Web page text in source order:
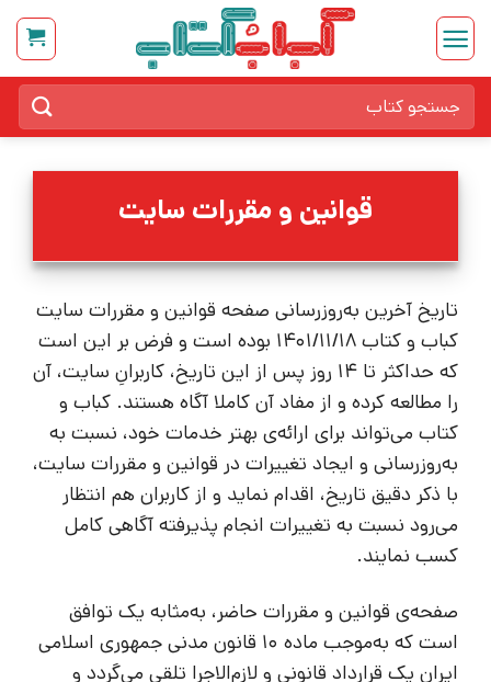
Skip
content
برای:
قوانین و مقررات سایت
تاریخ آخرین به‌روزرسانی صفحه قوانین و مقررات سایت
کباب و کتاب 1401/11/18 بوده است و فرض بر این است
که حداکثر تا 14 روز پس از این تاریخ، کاربرانِ سایت، آن
را مطالعه کرده و از مفاد آن کاملا آگاه هستند. کباب و
کتاب می‌تواند برای ارائه‌ی بهتر خدمات خود، نسبت به
به‌روزرسانی و ایجاد تغییرات در قوانین و مقررات سایت،
با ذکر دقیق تاریخ، اقدام نماید و از کاربران هم انتظار
می‌رود نسبت به تغییرات انجام پذیرفته آگاهی کامل
کسب نمایند.
صفحه‌ی قوانین و مقررات حاضر، به‌مثابه یک توافق
است که به‌موجب ماده 10 قانون مدنی جمهوری اسلامی
ایران یک قرارداد قانونی و لازم‌الاجرا تلقی می‌گردد و